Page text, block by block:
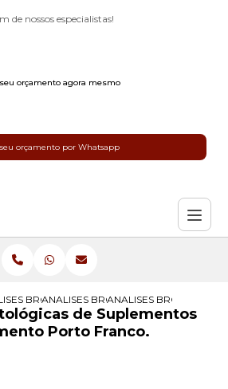
de nossos especialistas!
seu orçamento agora mesmo
seu orçamento por Whatsapp
BROMATOLOGICAS
ANALISES BROMATOLOGICAS PARA
ANALISES
de Suplementos
Porto Franco.